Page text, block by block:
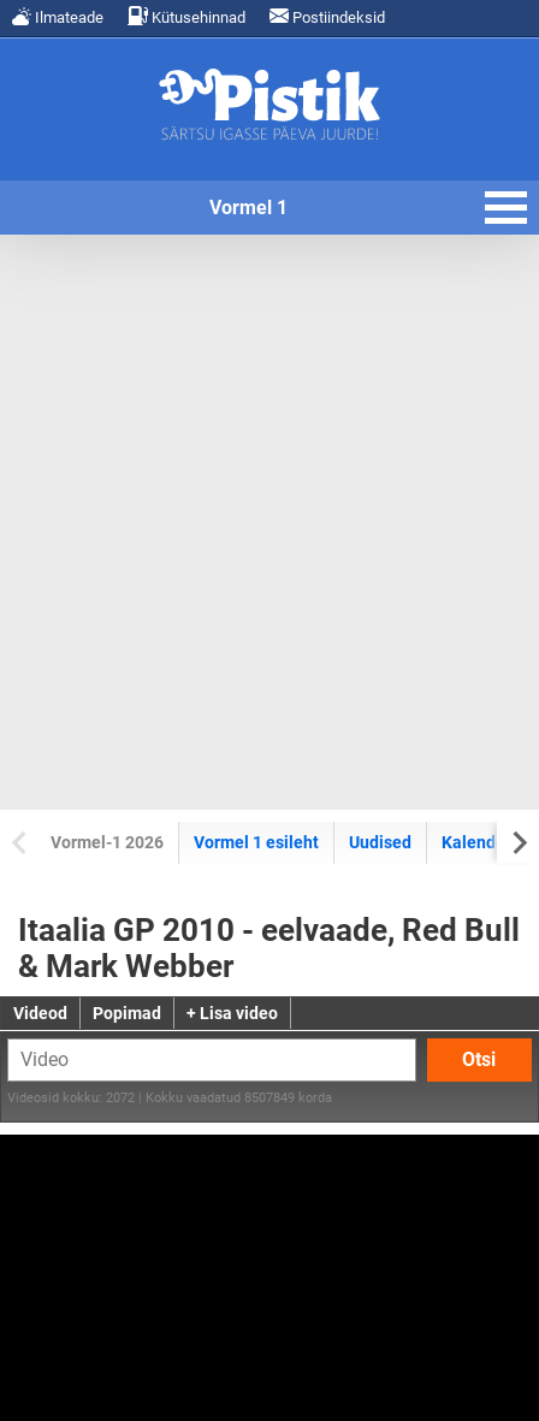
Ilmateade Kütusehinnad Postiindeksid
Vormel 1
Vormel-1 2026 Vormel 1 esileht Uudised Kalender
Itaalia GP 2010 - eelvaade, Red Bull
& Mark Webber
Videod Popimad + Lisa video
Otsi
Videosid kokku: 2072 | Kokku vaadatud 8507849 korda